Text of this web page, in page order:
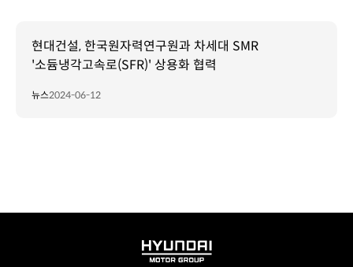
현대건설, 한국원자력연구원과 차세대 SMR
'소듐냉각고속로(SFR)' 상용화 협력
뉴스2024-06-12
HYUNDAI